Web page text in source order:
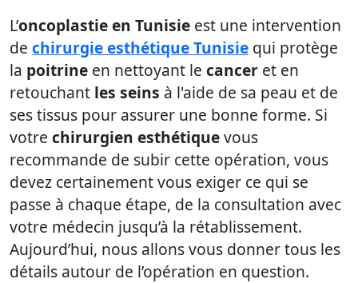
L’oncoplastie en Tunisie est une intervention
de chirurgie esthétique Tunisie qui protège
la poitrine en nettoyant le cancer et en
retouchant les seins à l'aide de sa peau et de
ses tissus pour assurer une bonne forme. Si
votre chirurgien esthétiquevous
recommande de subir cette opération, vous
devez certainement vous exiger ce qui se
passe à chaque étape, de la consultation avec
votre médecin jusqu’à la rétablissement.
Aujourd’hui, nous allons vous donner tous les
détails autour de l’opération en question.